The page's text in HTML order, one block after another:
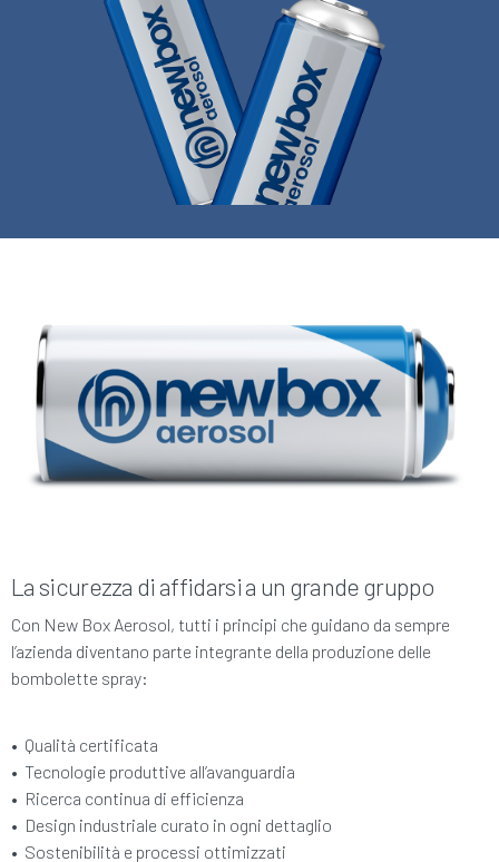
La sicurezza di affidarsi a un grande gruppo
Con New Box Aerosol, tutti i principi che guidano da sempre
l’azienda diventano parte integrante della produzione delle
bombolette spray:
• Qualità certificata
• Tecnologie produttive all’avanguardia
• Ricerca continua di efficienza
• Design industriale curato in ogni dettaglio
• Sostenibilità e processi ottimizzati